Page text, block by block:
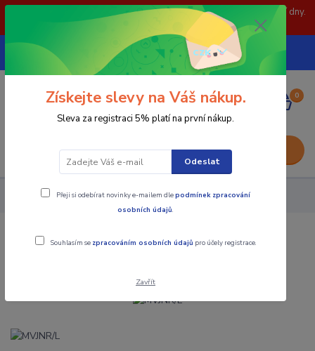
POZOR: 31.7 , 3.8 a 5.8- zavřeno. objednávky odešleme následující dny.
Děkujeme za pochopení.
CZK
739252246
(Po-Pá, 8-15 hod.)
0
0,00 Kč
Nástroje - Kovoobrábění MVJNR/L
MVJNR/L
Získejte slevy na Váš nákup.
Sleva za registraci 5% platí na první nákup.
Odeslat
Přeji si odebírat novinky e-mailem dlepodmínek zpracování
osobních údajů.
Souhlasím se zpracováním osobních údajů pro účely registrace.
Zavřít